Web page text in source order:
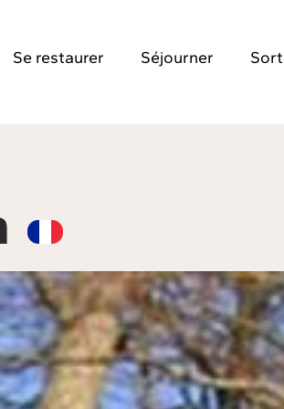
Se restaurer Séjourner